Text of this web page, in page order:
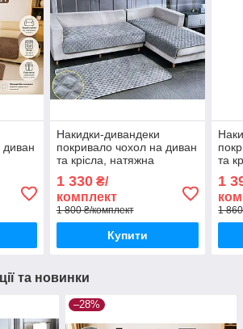
диван
Накидки-дивандеки
покривало чохол на диван
та крісла, натяжна
полотна.
1 330₴/
комплект
1 800 ₴/комплект
Купити
та
1
1
та новинки
–28%